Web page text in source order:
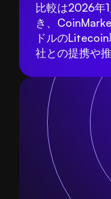
比較は2026年
き、
ドルの
社との提携や